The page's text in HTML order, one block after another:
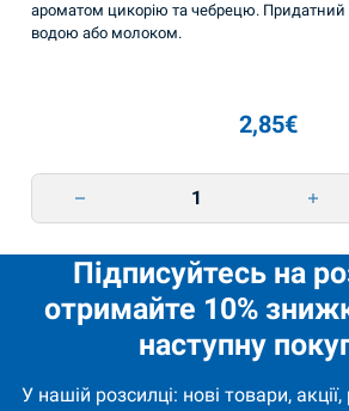
ароматом цикорію та чебрецю.
водою або молоком.
2,85€
Підписуйтесь на
отримайте 10%
наступну
У нашій розсилці: нові товари,